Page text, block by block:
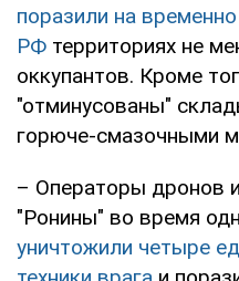
поразили на
РФ территориях не
оккупантов. Кроме
"отминусованы"
горюче-смазочными
– Операторы дронов
"Ронины" во время
уничтожили четыре